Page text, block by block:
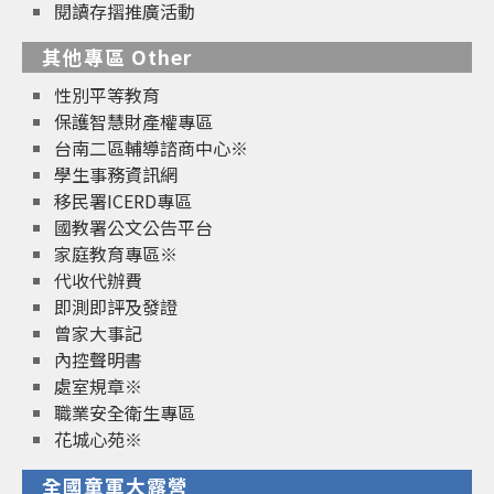
閱讀存摺推廣活動
其他專區 Other
性別平等教育
保護智慧財產權專區
台南二區輔導諮商中心※
學生事務資訊網
移民署ICERD專區
國教署公文公告平台
家庭教育專區※
代收代辦費
即測即評及發證
曾家大事記
內控聲明書
處室規章※
職業安全衛生專區
花城心苑※
全國童軍大露營